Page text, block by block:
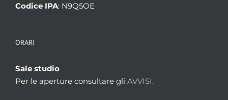
Codice IPA: N9Q5OE
ORARI
Sale studio
Per le aperture consultare gli AVVISI.